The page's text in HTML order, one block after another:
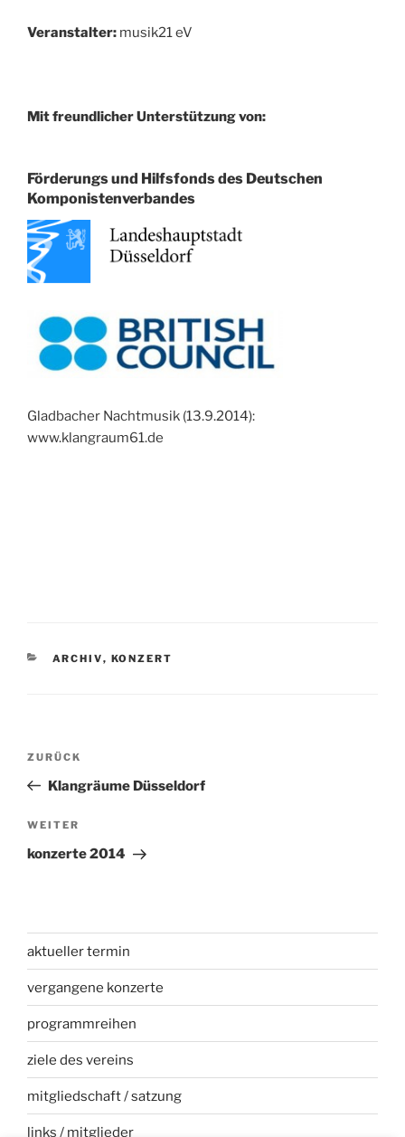
Veranstalter: musik21 eV
Mit freundlicher Unterstützung von:
Förderungs und Hilfsfonds des Deutschen
Komponistenverbandes
Gladbacher Nachtmusik (13.9.2014):
www.klangraum61.de
KATEGORIEN
ARCHIV, KONZERT
Beitragsnavigation
Vorheriger
Beitrag
ZURÜCK
Klangräume Düsseldorf
Nächster
Beitrag
WEITER
konzerte 2014
aktueller termin
vergangene konzerte
programmreihen
ziele des vereins
mitgliedschaft / satzung
links / mitglieder